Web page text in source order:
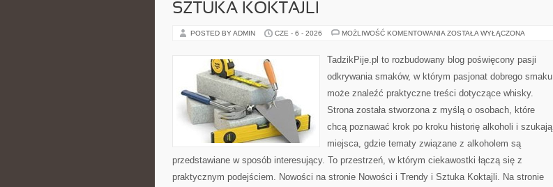
SZTUKA KOKTAJLI
POSTED BY ADMIN CZE - 6 - 2026 MOŻLIWOŚĆ KOMENTOWANIA SZTUKA
ZOSTAŁA WYŁĄCZONA
TadzikPije.pl to rozbudowany blog poświęcony pasji
odkrywania smaków, w którym pasjonat dobrego smaku
może znaleźć praktyczne treści dotyczące whisky.
Strona została stworzona z myślą o osobach, które
chcą poznawać krok po kroku historię alkoholi i szukają
miejsca, gdzie tematy związane z alkoholem są
przedstawiane w sposób interesujący. To przestrzeń, w którym ciekawostki łączą się z
praktycznym podejściem. Nowości na stronie Nowości i Trendy i Sztuka Koktajli. Na stronie